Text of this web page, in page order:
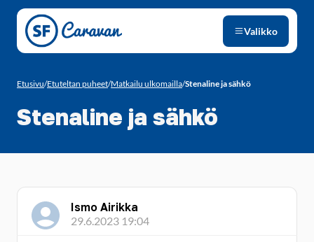
Siirry sivun sisältöön
Valikko
Etusivu/Etuteltan puheet/Matkailu ulkomailla/Stenaline ja sähkö
Stenaline ja sähkö
Ismo Airikka
29.6.2023 19:04